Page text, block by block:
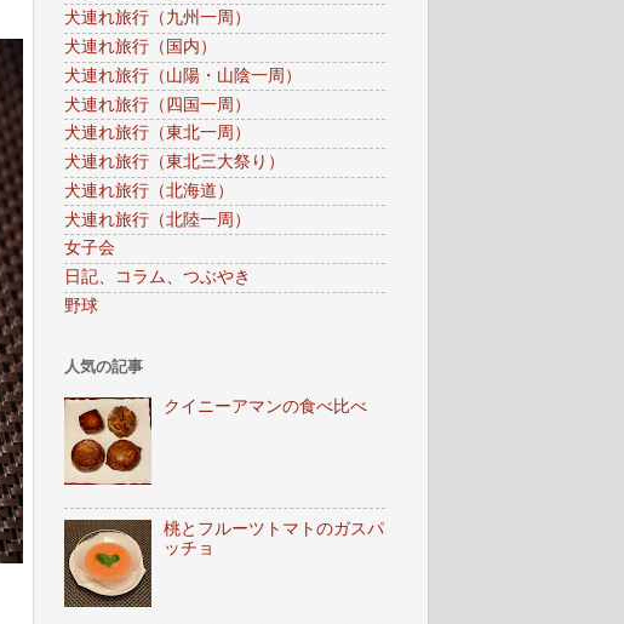
犬連れ旅行（九州一周）
犬連れ旅行（国内）
犬連れ旅行（山陽・山陰一周）
犬連れ旅行（四国一周）
犬連れ旅行（東北一周）
犬連れ旅行（東北三大祭り）
犬連れ旅行（北海道）
犬連れ旅行（北陸一周）
女子会
日記、コラム、つぶやき
野球
人気の記事
クイニーアマンの食べ比べ
桃とフルーツトマトのガスパ
ッチョ